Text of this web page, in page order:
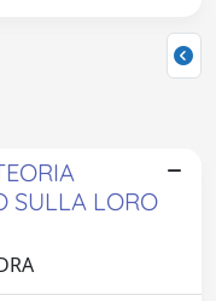
SULLA LORO